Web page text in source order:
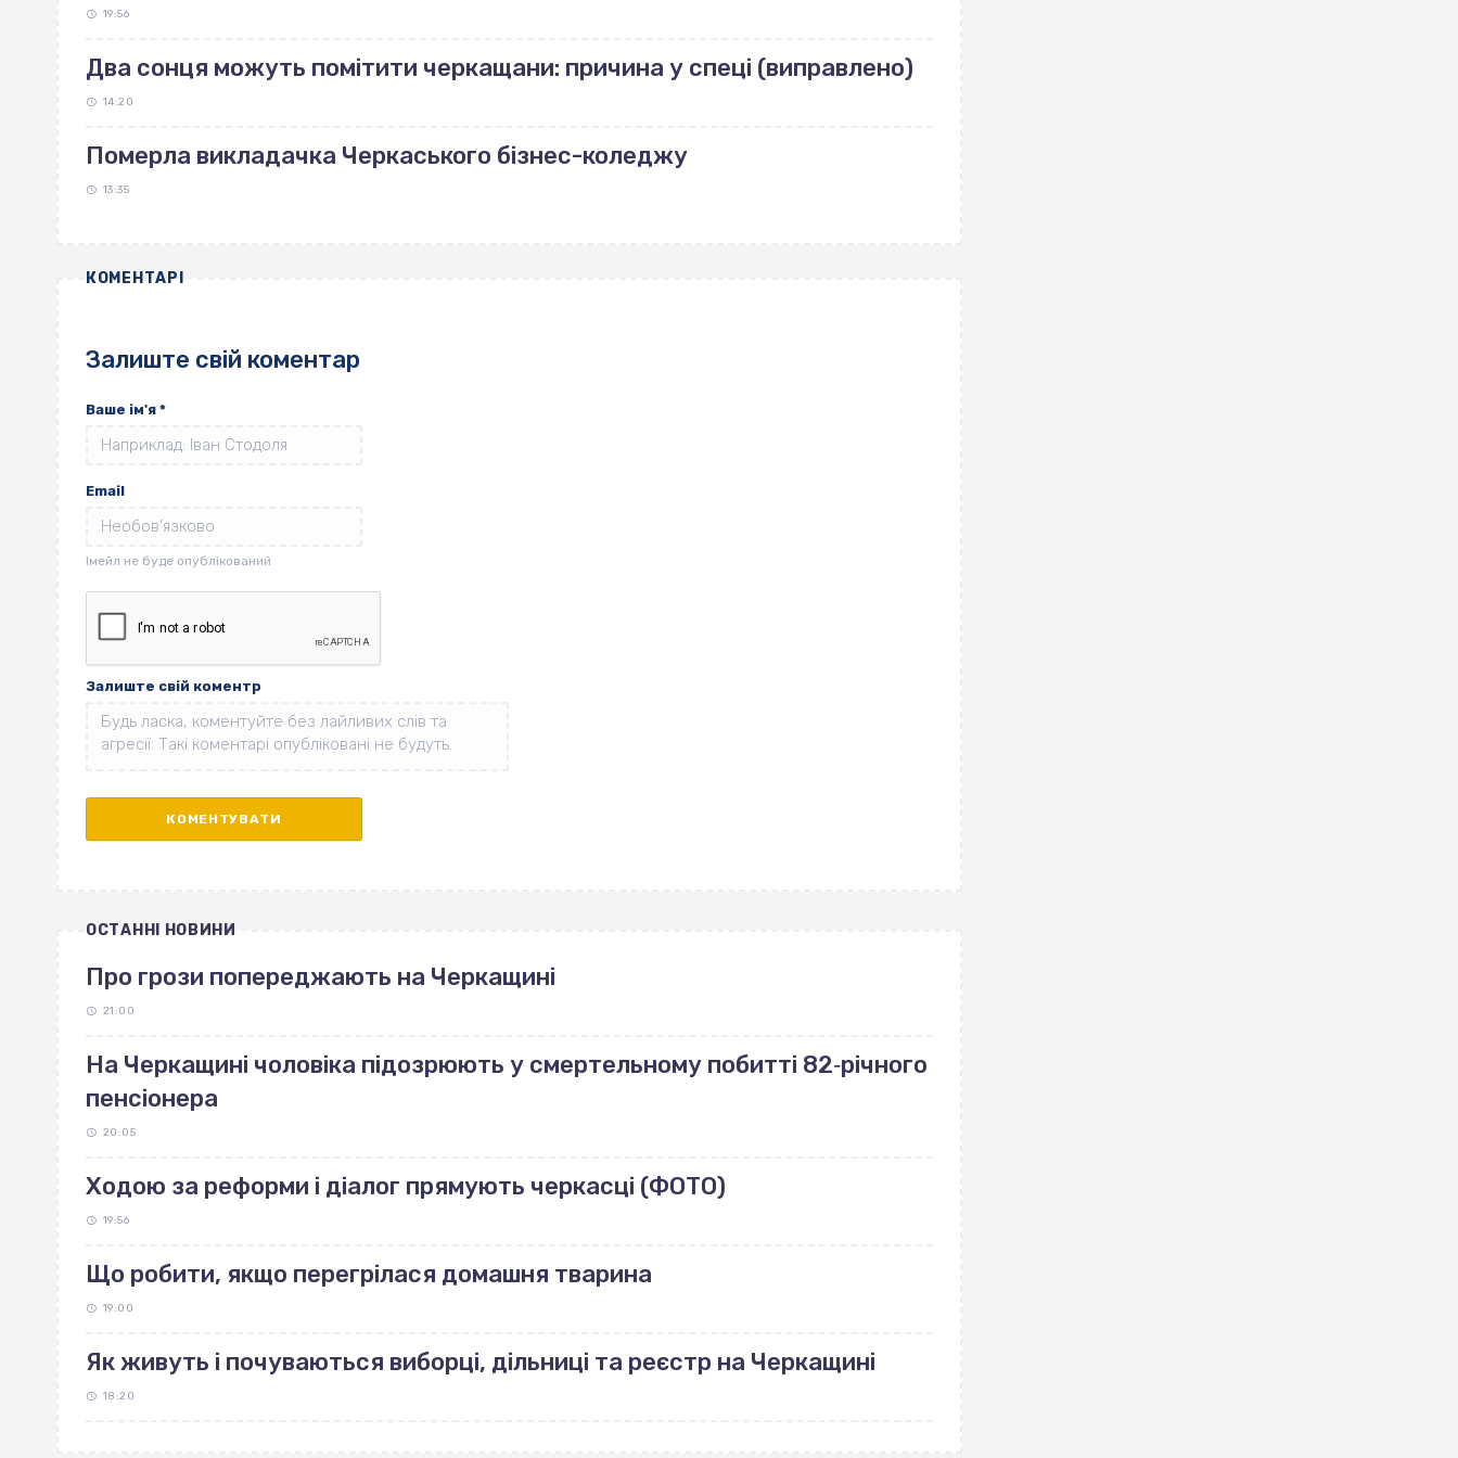
19:56
Два сонця можуть помітити черкащани: причина у спеці (виправлено)
14:20
Померла викладачка Черкаського бізнес-коледжу
13:35
КОМЕНТАРІ
Залиште свій коментар
Ваше ім'я *
Email
Залиште свій коментр
ОСТАННІ НОВИНИ
Про грози попереджають на Черкащині
21:00
На Черкащині чоловіка підозрюють у смертельному побитті 82‐річного
пенсіонера
20:05
Ходою за реформи і діалог прямують черкасці (ФОТО)
19:56
Що робити, якщо перегрілася домашня тварина
19:00
Як живуть і почуваються виборці, дільниці та реєстр на Черкащині
18:20